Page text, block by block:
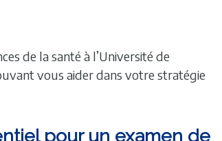
de la santé à l’Université de
vous aider dans votre stratégie
pour un examen de